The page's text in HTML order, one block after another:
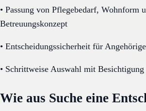
• Passung von Pflegebedarf, Wohnform
Betreuungskonzept
• Entscheidungssicherheit für
• Schrittweise Auswahl mit
Wie aus Suche eine